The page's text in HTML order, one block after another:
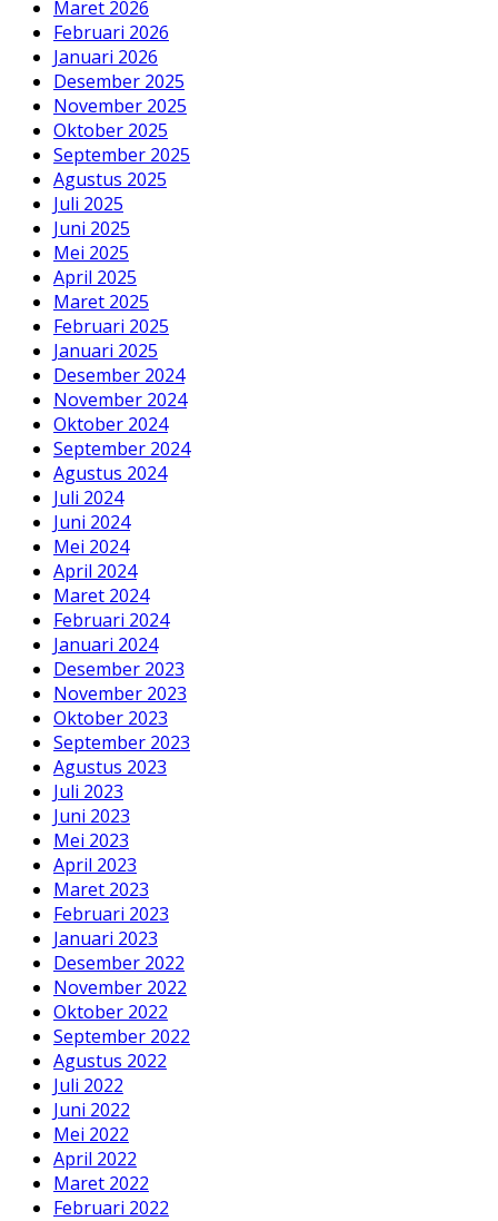
Maret 2026
Februari 2026
Januari 2026
Desember 2025
November 2025
Oktober 2025
September 2025
Agustus 2025
Juli 2025
Juni 2025
Mei 2025
April 2025
Maret 2025
Februari 2025
Januari 2025
Desember 2024
November 2024
Oktober 2024
September 2024
Agustus 2024
Juli 2024
Juni 2024
Mei 2024
April 2024
Maret 2024
Februari 2024
Januari 2024
Desember 2023
November 2023
Oktober 2023
September 2023
Agustus 2023
Juli 2023
Juni 2023
Mei 2023
April 2023
Maret 2023
Februari 2023
Januari 2023
Desember 2022
November 2022
Oktober 2022
September 2022
Agustus 2022
Juli 2022
Juni 2022
Mei 2022
April 2022
Maret 2022
Februari 2022